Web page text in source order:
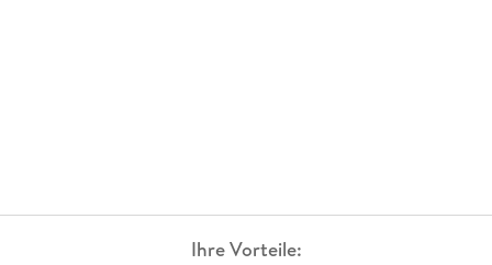
Ihre Vorteile: